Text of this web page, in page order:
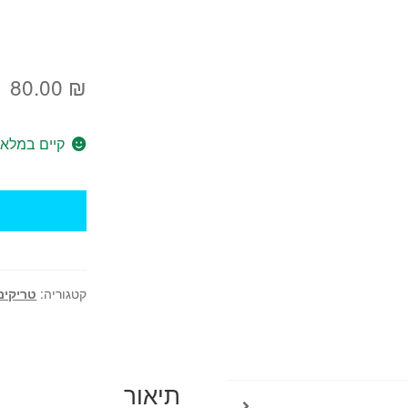
80.00 ₪
קיים
שלט
קטגוריה:
תיאור